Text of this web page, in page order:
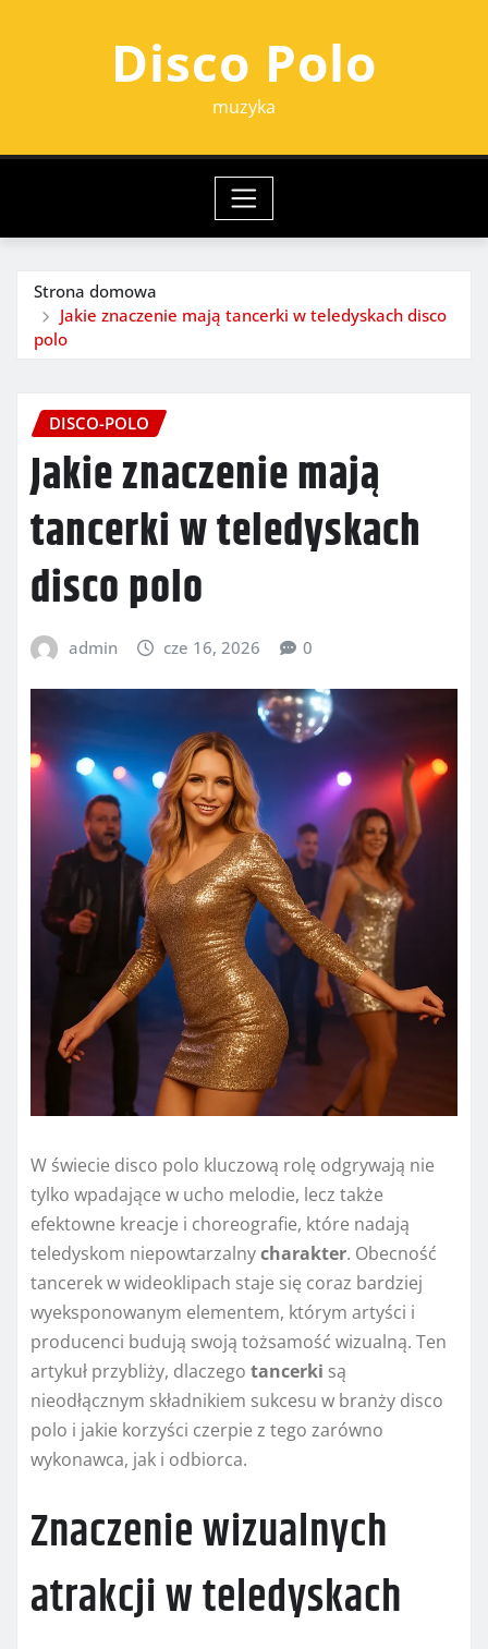
Disco Polo
muzyka
Strona domowa
Jakie znaczenie mają tancerki w teledyskach disco
polo
DISCO-POLO
Jakie znaczenie mają
tancerki w teledyskach
disco polo
admin cze 16, 2026 0
W świecie disco polo kluczową rolę odgrywają nie
tylko wpadające w ucho melodie, lecz także
efektowne kreacje i choreografie, które nadają
teledyskom niepowtarzalnycharakter. Obecność
tancerek w wideoklipach staje się coraz bardziej
wyeksponowanym elementem, którym artyści i
producenci budują swoją tożsamość wizualną. Ten
artykuł przybliży, dlaczego tancerki są
nieodłącznym składnikiem sukcesu w branży disco
polo i jakie korzyści czerpie z tego zarówno
wykonawca, jak i odbiorca.
Znaczenie wizualnych
atrakcji w teledyskach